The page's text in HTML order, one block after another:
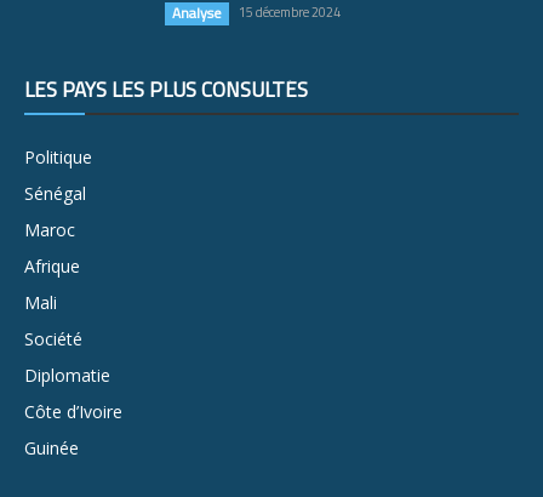
Analyse 15 décembre 2024
LES PAYS LES PLUS CONSULTÉS
Politique
Sénégal
Maroc
Afrique
Mali
Société
Diplomatie
Côte d’Ivoire
Guinée